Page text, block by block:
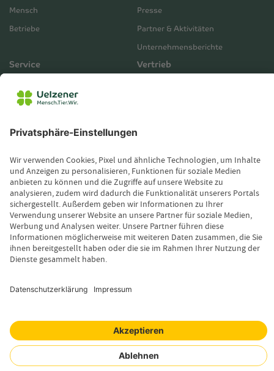
Mensch
Betriebe
Presse
Partner & Aktivitäten
Unternehmensberichte
Service
Kontakt
Produktinformationen anfordern
Vertrieb
Magazin
Newsletter-Anmeldung
Copyright © 2026 Uelzener Tier-Magazin
Sitemap